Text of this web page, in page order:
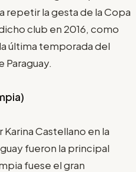
repetir la gesta de la Copa
club en 2016, como
última temporada del
Castellano en la
fueron la principal
fuese el gran